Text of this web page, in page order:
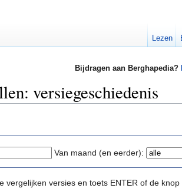
Bijdragen aan Berghapedia?
versiegeschiedenis
Van maand (en eerder):
vergelijken versies en toets ENTER of de knop
Lezen